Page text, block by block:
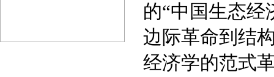
的“中国生态经
边际革命到结
经济学的范式